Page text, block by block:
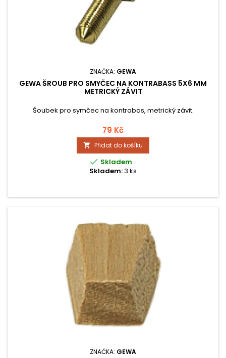
ZNAČKA: GEWA
GEWA ŠROUB PRO SMYČEC NA KONTRABASS 5X6 MM
METRICKÝ ZÁVIT
Šoubek pro symčec na kontrabas, metrický závit.
79 Kč
 Přidat do košíku
 Skladem
Skladem:3 ks
ZNAČKA: GEWA